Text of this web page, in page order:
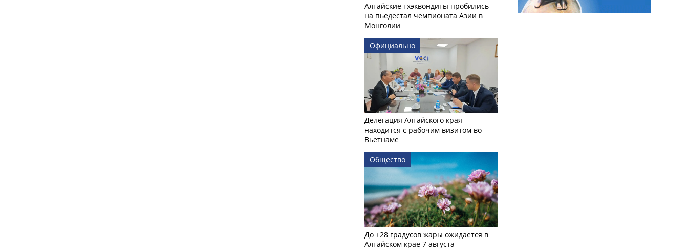
Алтайские тхэквондиты пробились
на пьедестал чемпионата Азии в
Монголии
Официально
Делегация Алтайского края
находится с рабочим визитом во
Вьетнаме
Общество
До +28 градусов жары ожидается в
Алтайском крае 7 августа